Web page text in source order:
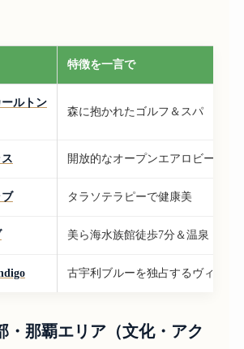
特徴を一言で
ルトン
森に抱かれたゴルフ＆スパ
開放的なオープンエアロビー
タラソテラピーで健康美
美ら海水族館徒歩7分＆温泉
古宇利ブルーを独占するヴィラ
・那覇エリア（文化・アク